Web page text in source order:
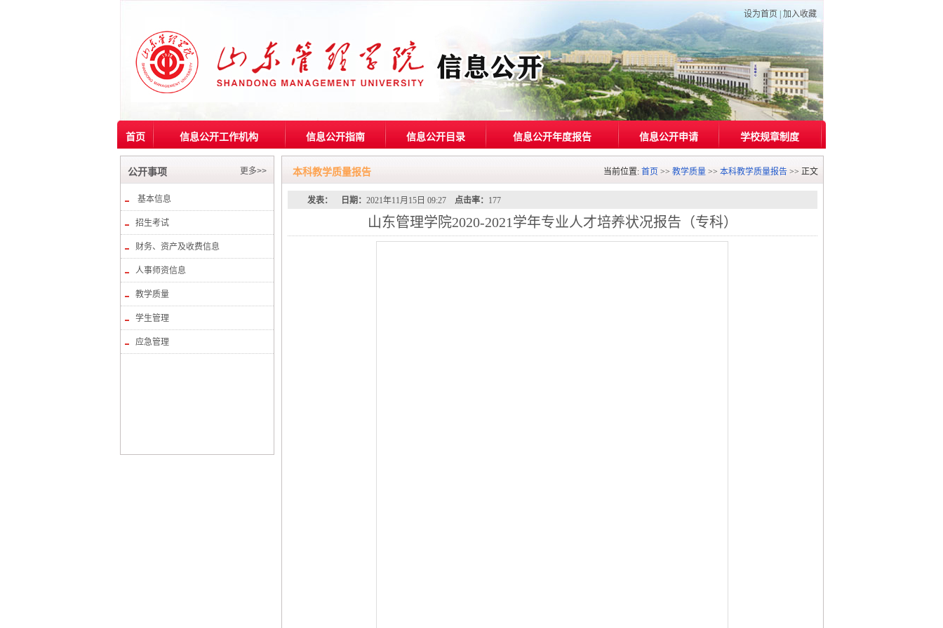
设为首页 加入收藏
首页 信息公开工作机构 信息公开指南 信息公开目录 信息公开年度报告 信息公开申请 学校规章制度
公开事项 更多>>
基本信息
招生考试
财务、资产及收费信息
人事师资信息
教学质量
学生管理
应急管理
本科教学质量报告 当前位置: 首页 >> 教学质量>> 本科教学质量报告>> 正文
发表： 日期： 2021年11月15日 09:27 点击率： 177
山东管理学院2020-2021学年专业人才培养状况报告（专科）